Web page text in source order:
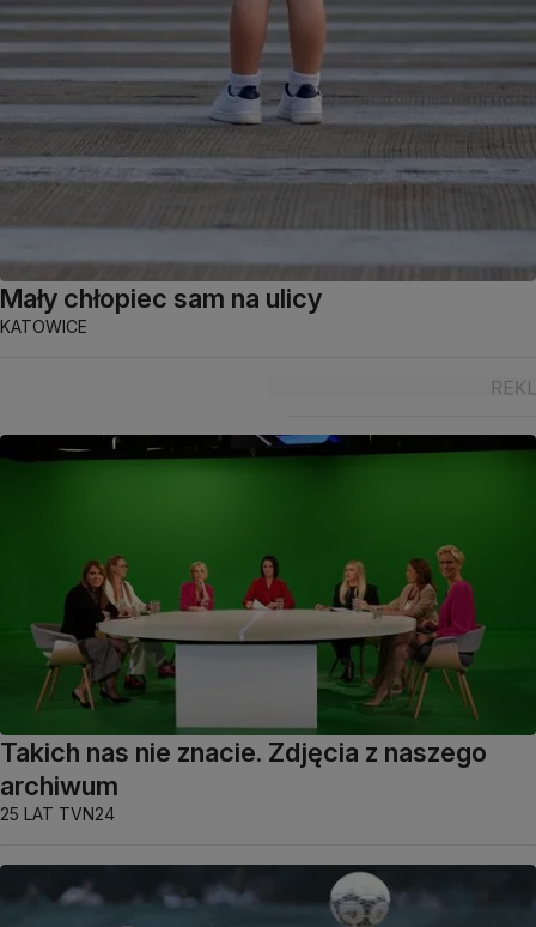
Mały chłopiec sam na ulicy
KATOWICE
Takich nas nie znacie. Zdjęcia z naszego
archiwum
25 LAT TVN24